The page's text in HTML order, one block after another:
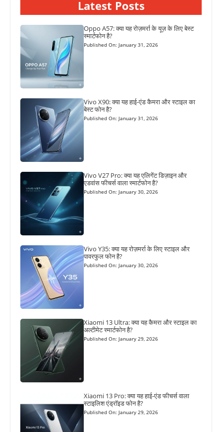
Latest Posts
Oppo A57: क्या यह रोज़मर्रा के यूज़ के लिए बेस्ट
स्मार्टफोन है?
Published On: January 31, 2026
Vivo X90: क्या यह हाई-एंड कैमरा और स्टाइल का
बेस्ट फोन है?
Published On: January 31, 2026
Vivo V27 Pro: क्या यह एलिगेंट डिज़ाइन और
एडवांस फीचर्स वाला स्मार्टफोन है?
Published On: January 30, 2026
Vivo Y35: क्या यह रोज़मर्रा के लिए स्टाइल और
पावरफुल फोन है?
Published On: January 30, 2026
Xiaomi 13 Ultra: क्या यह कैमरा और स्टाइल का
अल्टीमेट स्मार्टफोन है?
Published On: January 29, 2026
Xiaomi 13 Pro: क्या यह हाई-एंड फीचर्स वाला
स्टाइलिश एंड्रॉइड फोन है?
Published On: January 29, 2026